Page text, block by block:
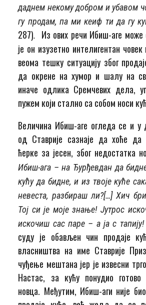
даднем некому добром и убавом
гу продам, па ми кеиф ти да гу
287).
Из ових речи Ибиш-аге
је он изузетно интелигентан
веома тешку ситуацију због
да окрене на хумор и шалу на
иначе одлика Сремчевих дела,
пужем који стално са собом носи
Величина Ибиш-аге ог­ле­да се и у
од Ставрије сазнаје да хоће
ћерке за јесен, због недостатка
Ибиш-ага – на Ђурђевдан да
кућу да бидне, и из твоје куће
невеста, разбираш ли?[…] Хич
Тој си је моје знање! Јутрос
искочиш сас паре – а ја с тапију!
суду је обављен чин продаје
власништва на име Ставрије
чуђење мештана јер је извесни
На­стас, за кућу понудио
новца. Међутим, Ибиш-аги није